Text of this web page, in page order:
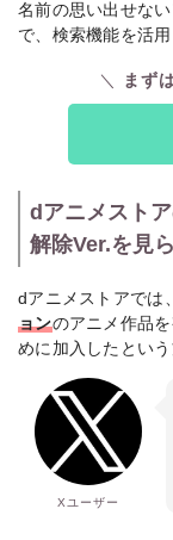
名前の思い出せな
で、検索機能を活
まず
dアニメスト
解除Ver.を見
dアニメストアでは、
ョンのアニメ作品
めに加入したという
Xユーザー